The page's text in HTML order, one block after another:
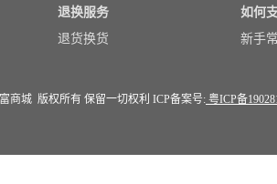
退换服务
退货换货
如何
新手
商城 版权所有 保留一切权利 ICP备案号: 粤ICP备